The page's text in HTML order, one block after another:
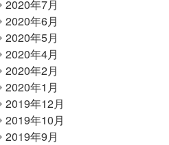
2020年7月
2020年6月
2020年5月
2020年4月
2020年2月
2020年1月
2019年12月
2019年10月
2019年9月